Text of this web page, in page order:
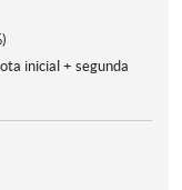
inicial + segunda